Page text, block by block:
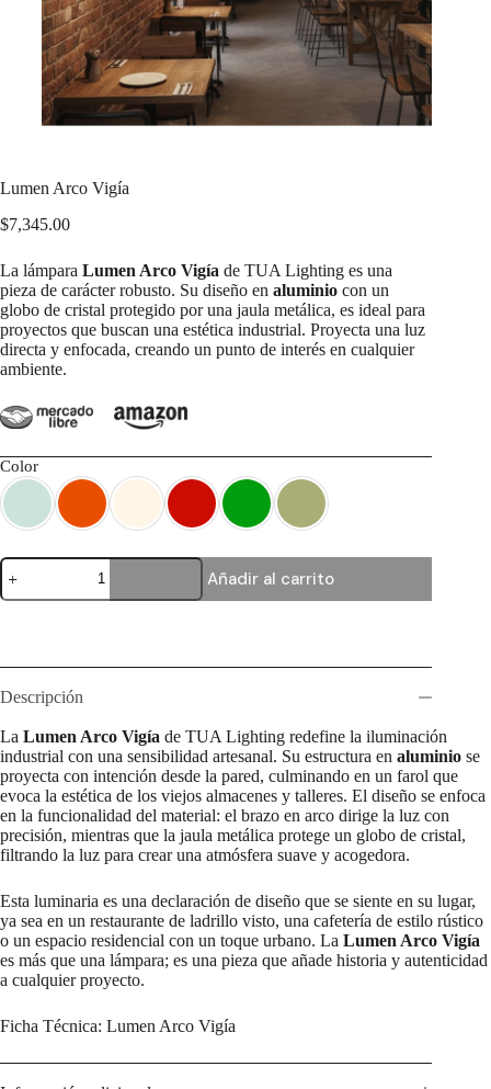
Lumen Arco Vigía
$7,345.00
La lámpara Lumen Arco Vigía de TUA Lighting es una
pieza de carácter robusto. Su diseño en aluminio con un
globo de cristal protegido por una jaula metálica, es ideal para
proyectos que buscan una estética industrial. Proyecta una luz
directa y enfocada, creando un punto de interés en cualquier
ambiente.
Color
Lumen
Arco
Vigía
Añadir al carrito
Descripción
La Lumen Arco Vigía de TUA Lighting redefine la iluminación
industrial con una sensibilidad artesanal. Su estructura en aluminio se
proyecta con intención desde la pared, culminando en un farol que
evoca la estética de los viejos almacenes y talleres. El diseño se enfoca
en la funcionalidad del material: el brazo en arco dirige la luz con
precisión, mientras que la jaula metálica protege un globo de cristal,
filtrando la luz para crear una atmósfera suave y acogedora.
Esta luminaria es una declaración de diseño que se siente en su lugar,
ya sea en un restaurante de ladrillo visto, una cafetería de estilo rústico
o un espacio residencial con un toque urbano. La Lumen Arco Vigía
es más que una lámpara; es una pieza que añade historia y autenticidad
a cualquier proyecto.
Ficha Técnica: Lumen Arco Vigía